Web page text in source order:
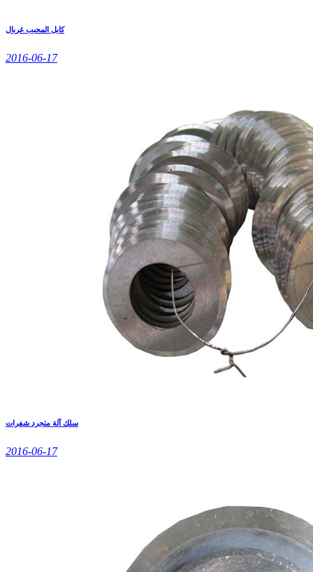
كابل المحبب غربال
2016-06-17
سلك آلة متجرد شفرات
2016-06-17